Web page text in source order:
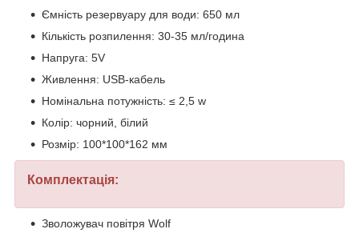
Ємність резервуару для води: 650 мл
Кількість розпилення: 30-35 мл/година
Напруга: 5V
Живлення: USB-кабель
Номінальна потужність: ≤ 2,5 w
Колір: чорний, білий
Розмір: 100*100*162 мм
Комплектація:
Зволожувач повітря Wolf